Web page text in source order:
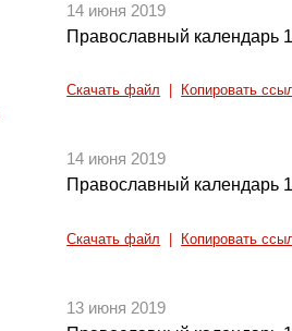
14 июня 2019
Православный календарь
Скачать файл Копировать
14 июня 2019
Православный календарь
Скачать файл Копировать
13 июня 2019